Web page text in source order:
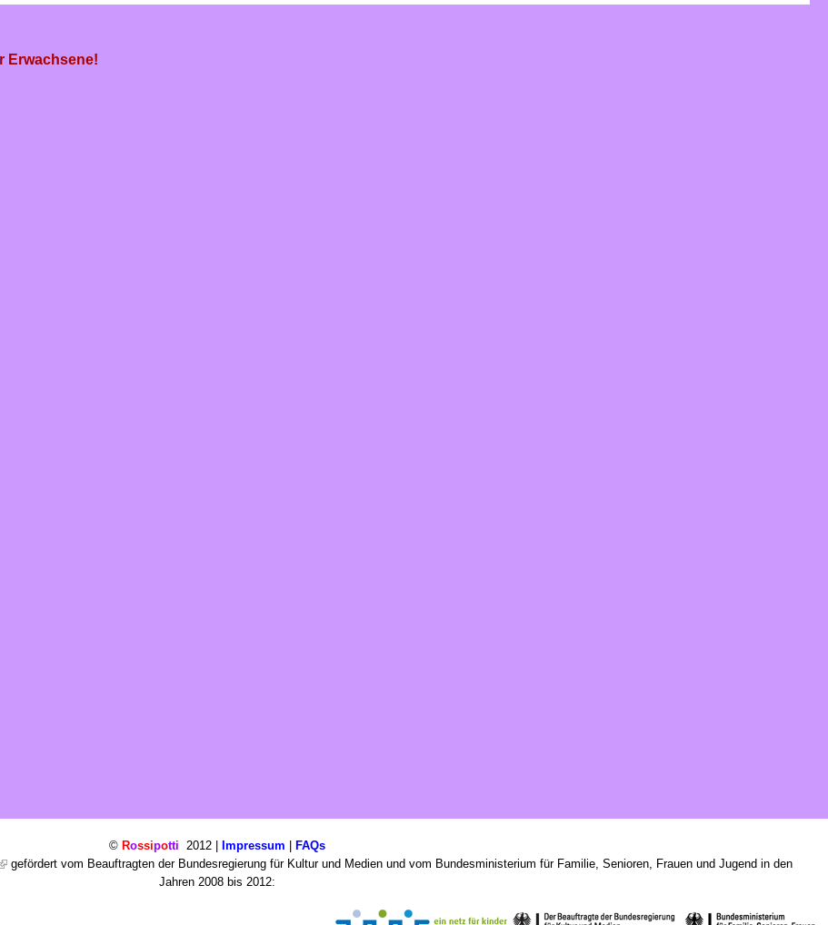
Erwachsene!
© Rossipotti 2012 | Impressum
FAQs
gefördert vom Beauftragten der Bundesregierung für Kultur und Medien und vom Bundesministerium für Familie, Senioren, Frauen und Jugend in den
Jahren 2008 bis 2012: